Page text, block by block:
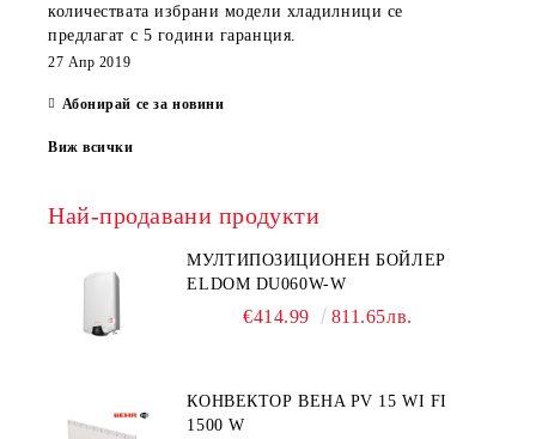
количествата избрани модели хладилници се
предлагат с 5 години гаранция.
27 Апр 2019
Абонирай се за новини
Виж всички
Най-продавани продукти
МУЛТИПОЗИЦИОНЕН БОЙЛЕР
ELDOM DU060W-W
€414.99 811.65лв.
КОНВЕКТОР BEHA PV 15 WI FI
1500 W